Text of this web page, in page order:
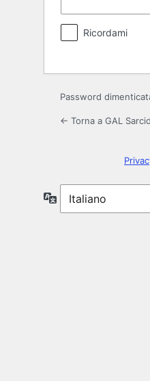
Ricordami
Password
← Torna a GAL
Lingua